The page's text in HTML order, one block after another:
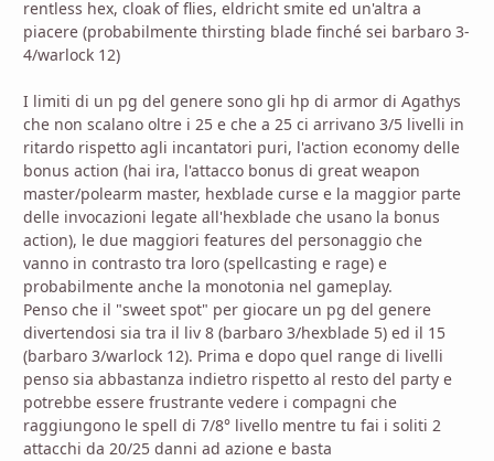
rentless hex, cloak of flies, eldricht smite ed un'altra a
piacere (probabilmente thirsting blade finché sei barbaro 3-
4/warlock 12)
I limiti di un pg del genere sono gli hp di armor di Agathys
che non scalano oltre i 25 e che a 25 ci arrivano 3/5 livelli in
ritardo rispetto agli incantatori puri, l'action economy delle
bonus action (hai ira, l'attacco bonus di great weapon
master/polearm master, hexblade curse e la maggior parte
delle invocazioni legate all'hexblade che usano la bonus
action), le due maggiori features del personaggio che
vanno in contrasto tra loro (spellcasting e rage) e
probabilmente anche la monotonia nel gameplay.
Penso che il "sweet spot" per giocare un pg del genere
divertendosi sia tra il liv 8 (barbaro 3/hexblade 5) ed il 15
(barbaro 3/warlock 12). Prima e dopo quel range di livelli
penso sia abbastanza indietro rispetto al resto del party e
potrebbe essere frustrante vedere i compagni che
raggiungono le spell di 7/8° livello mentre tu fai i soliti 2
attacchi da 20/25 danni ad azione e basta